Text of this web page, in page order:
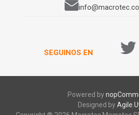
SEGUINOS EN
Powered by
Designed by